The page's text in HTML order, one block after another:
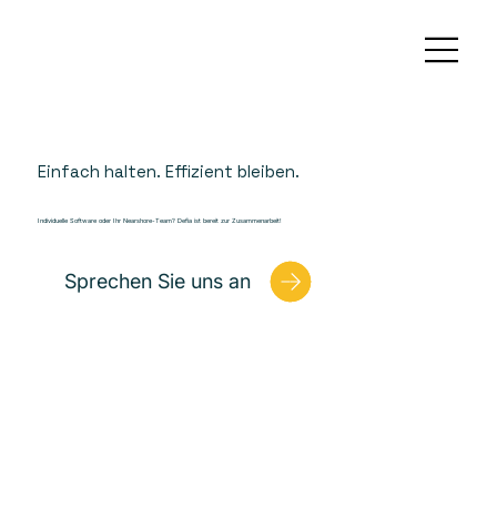
Einfach halten. Effizient bleiben.
Individuelle Software oder Ihr Nearshore-Team? Defia ist bereit zur Zusammenarbeit!
Sprechen Sie uns an